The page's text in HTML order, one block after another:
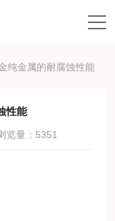
纯金属的耐腐蚀性能
性能
览量：5351